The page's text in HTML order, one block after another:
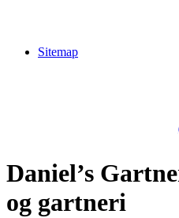
Sitemap
Daniel’s
og gartneri